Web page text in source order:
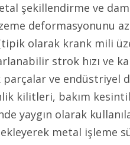
şekillendirme ve
deformasyonunu
olarak krank mili
strok hızı ve
ve endüstriyel
kilitleri, bakım
yaygın olarak
metal işleme